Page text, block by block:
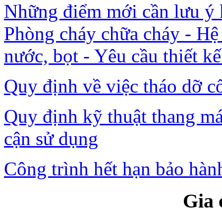
Những điểm mới cần lưu
Phòng cháy chữa cháy -
nước, bọt - Yêu cầu thiết
Quy định về việc tháo dỡ
Quy định kỹ thuật thang
cận sử dụng
Công trình hết hạn bảo
Gia